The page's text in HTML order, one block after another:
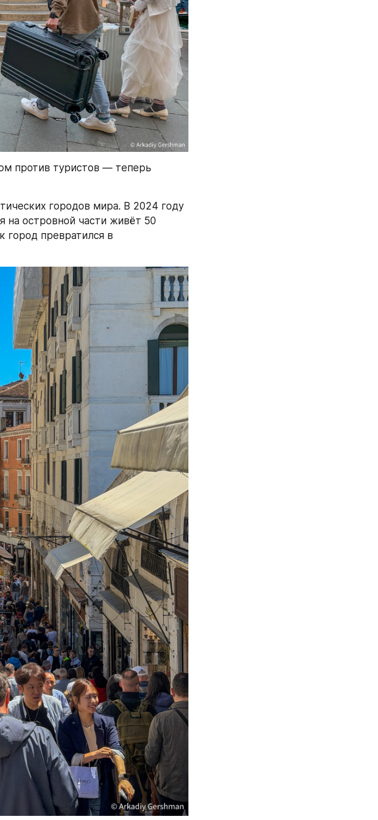
против туристов — теперь
городов мира. В 2024 году
на островной части живёт 50
город превратился в